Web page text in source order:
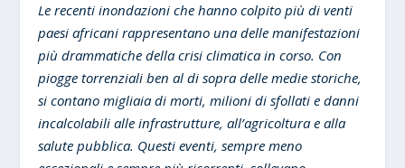
Le recenti inondazioni che hanno colpito più di venti
paesi africani rappresentano una delle manifestazioni
più drammatiche della crisi climatica in corso. Con
piogge torrenziali ben al di sopra delle medie storiche,
si contano migliaia di morti, milioni di sfollati e danni
incalcolabili alle infrastrutture, all’agricoltura e alla
salute pubblica. Questi eventi, sempre meno